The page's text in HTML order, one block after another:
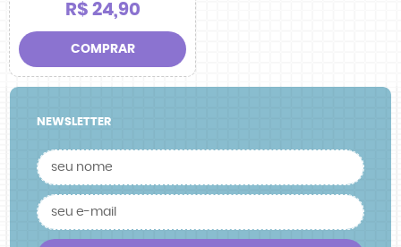
R$ 24,90
COMPRAR
NEWSLETTER